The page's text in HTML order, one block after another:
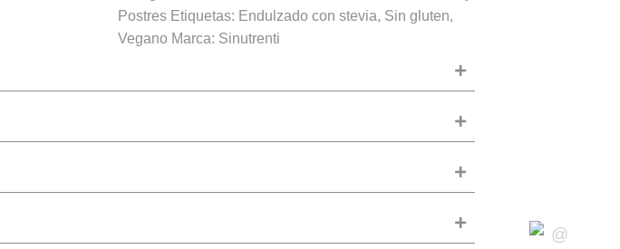
Postres Etiquetas: Endulzado con stevia, Sin gluten,
Vegano Marca: Sinutrenti